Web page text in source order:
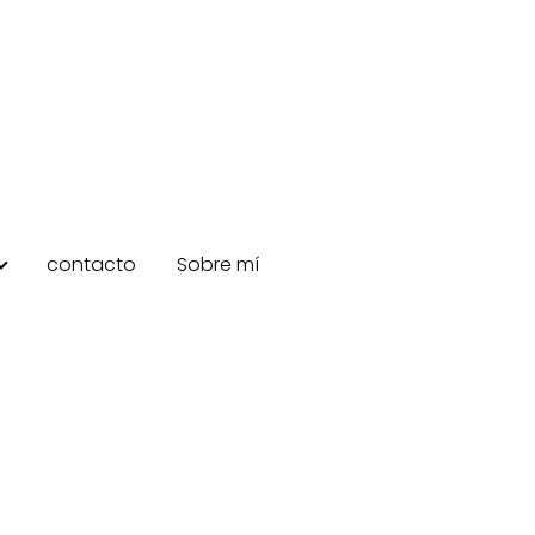
contacto Sobre mí